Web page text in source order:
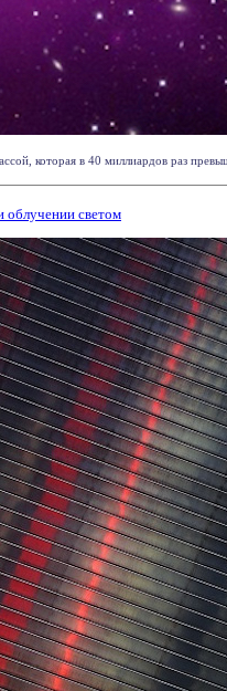
которая в 40 миллиардов раз
облучении светом